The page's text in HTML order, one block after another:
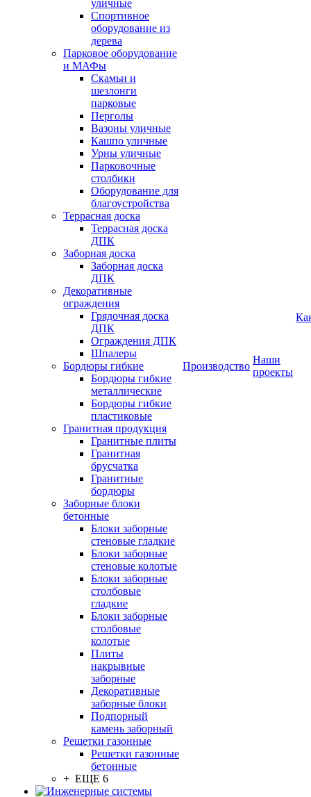
уличные
Спортивное
оборудование из
дерева
Парковое оборудование
и МАФы
Скамьи и
шезлонги
парковые
Перголы
Вазоны уличные
Кашпо уличные
Урны уличные
Парковочные
столбики
Оборудование для
благоустройства
Террасная доска
Террасная доска
ДПК
Заборная доска
Заборная доска
ДПК
Декоративные
ограждения
Грядочная доска
ДПК
Ограждения ДПК
Шпалеры
Бордюры гибкие
Бордюры гибкие
металлические
Бордюры гибкие
пластиковые
Гранитная продукция
Гранитные плиты
Гранитная
брусчатка
Гранитные
бордюры
Заборные блоки
бетонные
Блоки заборные
стеновые гладкие
Блоки заборные
стеновые колотые
Блоки заборные
столбовые
гладкие
Блоки заборные
столбовые
колотые
Плиты
накрывные
заборные
Декоративные
заборные блоки
Подпорный
камень заборный
Решетки газонные
Решетки газонные
бетонные
+ ЕЩЕ 6
Производство
Наши
проекты